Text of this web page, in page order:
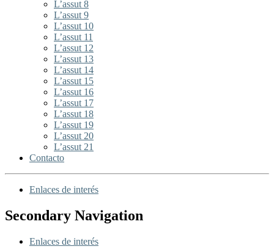
L’assut 8
L’assut 9
L’assut 10
L’assut 11
L’assut 12
L’assut 13
L’assut 14
L’assut 15
L’assut 16
L’assut 17
L’assut 18
L’assut 19
L’assut 20
L’assut 21
Contacto
Enlaces de interés
Secondary Navigation
Enlaces de interés